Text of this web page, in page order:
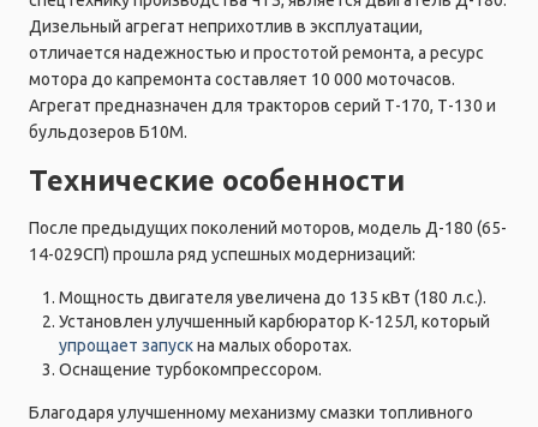
Дизельный агрегат неприхотлив в эксплуатации,
отличается надежностью и простотой ремонта, а ресурс
мотора до капремонта составляет 10 000 моточасов.
Агрегат предназначен для тракторов серий Т-170, Т-130 и
бульдозеров Б10М.
Технические особенности
После предыдущих поколений моторов, модель Д-180 (65-
14-029СП) прошла ряд успешных модернизаций:
Мощность двигателя увеличена до 135 кВт (180 л.с.).
Установлен улучшенный карбюратор К-125Л, который
упрощает запускна малых оборотах.
Оснащение турбокомпрессором.
Благодаря улучшенному механизму смазки топливного